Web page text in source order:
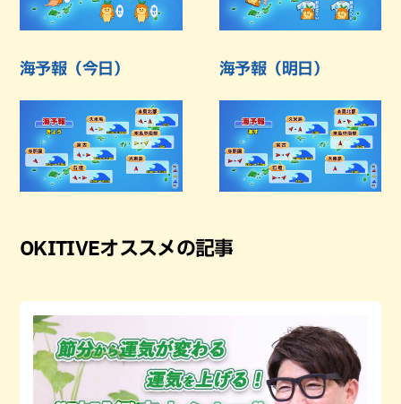
海予報（今日） 海予報（明日）
OKITIVEオススメの記事